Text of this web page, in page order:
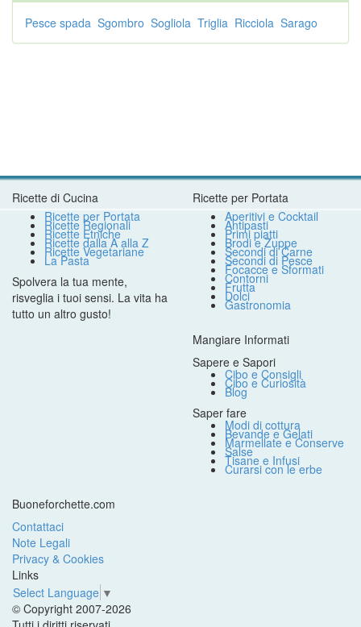
Pesce spada Sgombro Sogliola Triglia Ricciola Sarago
Ricette di Cucina
Ricette per Portata
Ricette Regionali
Ricette Etniche
Ricette dalla A alla Z
Ricette Vegetariane
La Pasta
Spolvera la tua mente,
risveglia i tuoi sensi. La vita ha
tutto un altro gusto!
Ricette per Portata
Aperitivi e Cocktail
Antipasti
Primi piatti
Brodi e Zuppe
Secondi di Carne
Secondi di Pesce
Focacce e Sformati
Contorni
Frutta
Dolci
Gastronomia
Mangiare Informati
Sapere e Sapori
Cibo e Consigli
Cibo e Curiosità
Blog
Saper fare
Modi di cottura
Bevande e Gelati
Marmellate e Conserve
Salse
Tisane e Infusi
Curarsi con le erbe
Buoneforchette.com
Contattaci
Note Legali
Privacy & Cookies
Links
Select Language ▼
© Copyright 2007-2026